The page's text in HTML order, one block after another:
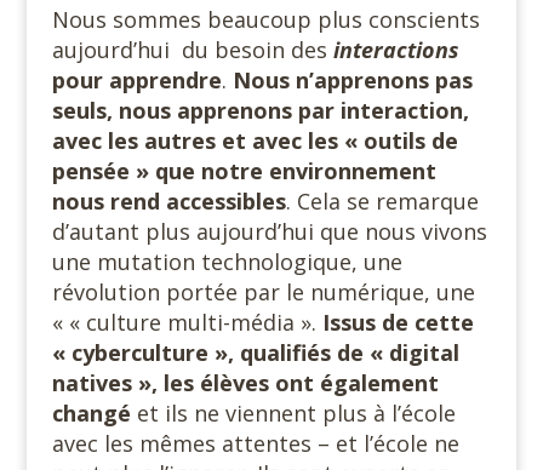
Nous sommes beaucoup plus conscients
aujourd’hui du besoin des interactions
pour apprendre. Nous n’apprenons pas
seuls, nous apprenons par interaction,
avec les autres et avec les « outils de
pensée » que notre environnement
nous rend accessibles. Cela se remarque
d’autant plus aujourd’hui que nous vivons
une mutation technologique, une
révolution portée par le numérique, une
« « culture multi-média ». Issus de cette
« cyberculture », qualifiés de « digital
natives », les élèves ont également
changé et ils ne viennent plus à l’école
avec les mêmes attentes – et l’école ne